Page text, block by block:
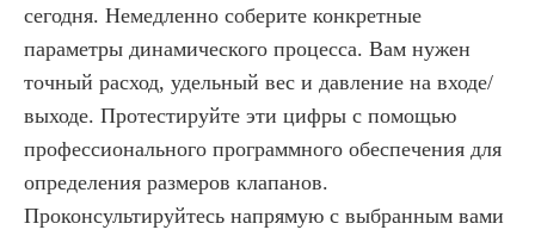
сегодня. Немедленно соберите конкретные
параметры динамического процесса. Вам нужен
точный расход, удельный вес и давление на входе/
выходе. Протестируйте эти цифры с помощью
профессионального программного обеспечения для
определения размеров клапанов.
Проконсультируйтесь напрямую с выбранным вами